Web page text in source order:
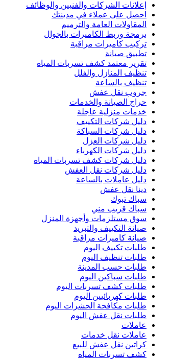
إعلانات الشركات والفنيين والوظائف
احصل على عملاء في مدينتك
المقاولات العامة والترميم
برمجة وربط الكاميرات بالجوال
تركيب كاميرات مراقبة
تطبيق صيانة
تقرير معتمد كشف تسربات المياه
تنظيف المنازل والفلل
تنظيف بالساعة
جروب نقل عفش
حراج الصيانة والخدمات
خدمات منزلية عاجلة
دليل شركات التكييف
دليل شركات السباكة
دليل شركات العزل
دليل شركات الكهرباء
دليل شركات كشف تسربات المياه
دليل شركات نقل العفش
دليل عاملات بالساعة
دينا نقل عفش
سباك تبوك
سباك قريب مني
سوق مستلزمات وأجهزة المنزل
صيانة التكييف والتبريد
صيانة كاميرات مراقبة
طلبات تكييف اليوم
طلبات تنظيف اليوم
طلبات حسب المدينة
طلبات سباكين اليوم
طلبات كشف تسربات اليوم
طلبات كهربائيين اليوم
طلبات مكافحة الحشرات اليوم
طلبات نقل عفش اليوم
عاملات
عاملات نقل خدمات
كراتين نقل عفش للبيع
كشف تسربات المياه